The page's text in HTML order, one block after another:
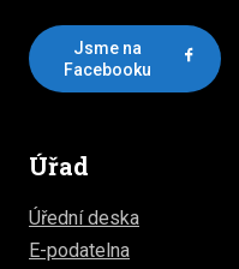
Jsme na
Facebooku
Úřad
Úřední deska
E-podatelna